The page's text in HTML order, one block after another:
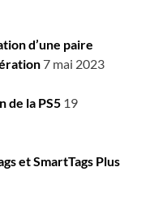
d’une paire
7 mai 2023
de la PS5 19
et SmartTags Plus